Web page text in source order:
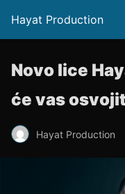
Hayat Production
Novo lice
će vas
Hayat Production